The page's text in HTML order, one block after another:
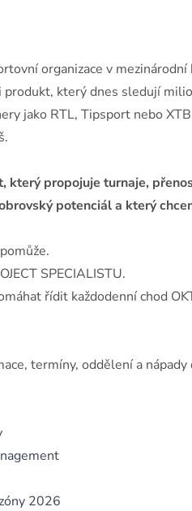
organizace v mezinárodní
který dnes sledují
jako RTL, Tipsport nebo
který propojuje turnaje,
potenciál a který
SPECIALISTU.
řídit každodenní chod
termíny, oddělení a
2026